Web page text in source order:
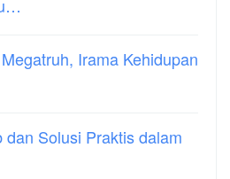
Irama Kehidupan
dan Solusi Praktis dalam